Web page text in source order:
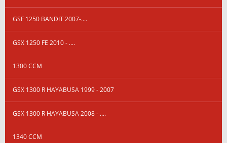
GSF 1250 BANDIT 2007-....
GSX 1250 FE 2010 - ....
1300 CCM
GSX 1300 R HAYABUSA 1999 - 2007
GSX 1300 R HAYABUSA 2008 - ....
1340 CCM